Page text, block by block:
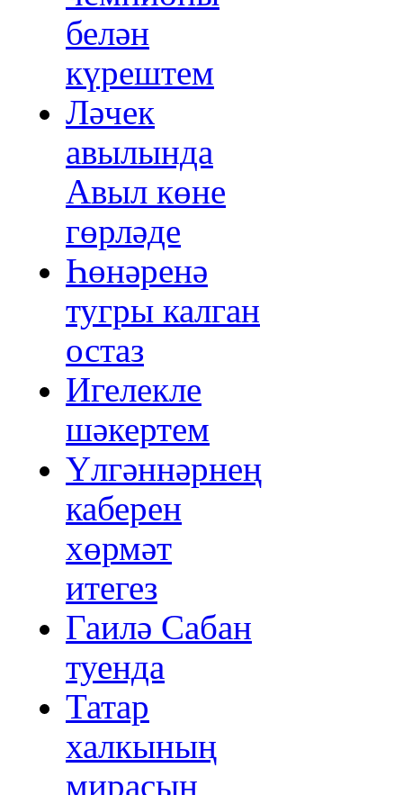
белән
күрештем
Ләчек
авылында
Авыл көне
гөрләде
Һөнәренә
тугры калган
остаз
Игелекле
шәкертем
Үлгәннәрнең
каберен
хөрмәт
итегез
Гаилә Сабан
туенда
Татар
халкының
мирасын